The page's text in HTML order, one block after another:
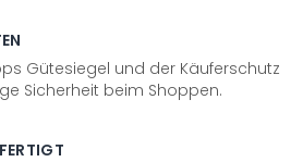
Gütesiegel und der Käuferschutz
Sicherheit beim Shoppen.